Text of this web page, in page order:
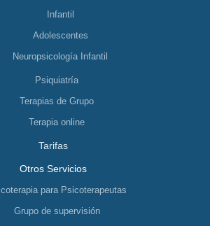
Infantil
Adolescentes
Neuropsicología Infantil
Psiquiatría
Terapias de Grupo
Terapia online
Tarifas
Otros Servicios
para Psicoterapeutas
Grupo de supervisión